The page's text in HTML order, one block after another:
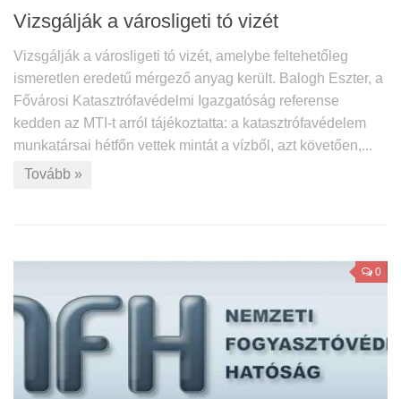
Vizsgálják a városligeti tó vizét
Vizsgálják a városligeti tó vizét, amelybe feltehetőleg
ismeretlen eredetű mérgező anyag került. Balogh Eszter, a
Fővárosi Katasztrófavédelmi Igazgatóság referense
kedden az MTI-t arról tájékoztatta: a katasztrófavédelem
munkatársai hétfőn vettek mintát a vízből, azt követően,...
Tovább »
0